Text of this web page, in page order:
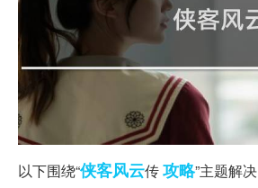
以下围绕“侠客风云传攻略”主题解